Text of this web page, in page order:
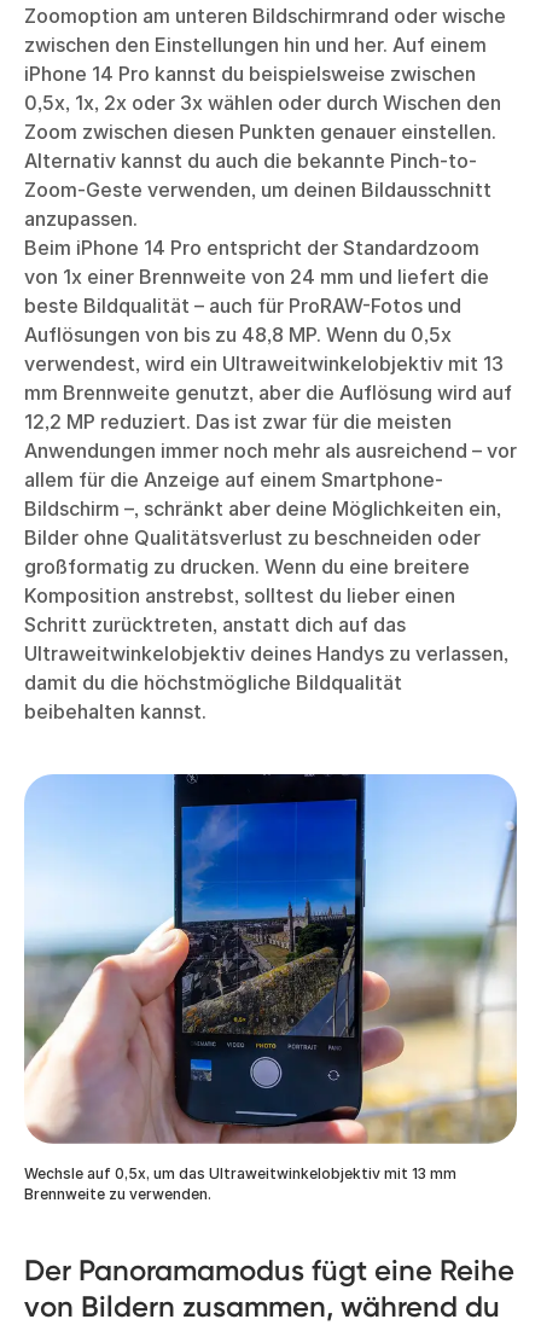
Zoomoption am unteren Bildschirmrand oder wische
zwischen den Einstellungen hin und her. Auf einem
iPhone 14 Pro kannst du beispielsweise zwischen
0,5x, 1x, 2x oder 3x wählen oder durch Wischen den
Zoom zwischen diesen Punkten genauer einstellen.
Alternativ kannst du auch die bekannte Pinch-to-
Zoom-Geste verwenden, um deinen Bildausschnitt
anzupassen.
Beim iPhone 14 Pro entspricht der Standardzoom
von 1x einer Brennweite von 24 mm und liefert die
beste Bildqualität – auch für ProRAW-Fotos und
Auflösungen von bis zu 48,8 MP. Wenn du 0,5x
verwendest, wird ein Ultraweitwinkelobjektiv mit 13
mm Brennweite genutzt, aber die Auflösung wird auf
12,2 MP reduziert. Das ist zwar für die meisten
Anwendungen immer noch mehr als ausreichend – vor
allem für die Anzeige auf einem Smartphone-
Bildschirm –, schränkt aber deine Möglichkeiten ein,
Bilder ohne Qualitätsverlust zu beschneiden oder
großformatig zu drucken. Wenn du eine breitere
Komposition anstrebst, solltest du lieber einen
Schritt zurücktreten, anstatt dich auf das
Ultraweitwinkelobjektiv deines Handys zu verlassen,
damit du die höchstmögliche Bildqualität
beibehalten kannst.
Wechsle auf 0,5x, um das Ultraweitwinkelobjektiv mit 13 mm
Brennweite zu verwenden.
Der Panoramamodus fügt eine Reihe
von Bildern zusammen, während du